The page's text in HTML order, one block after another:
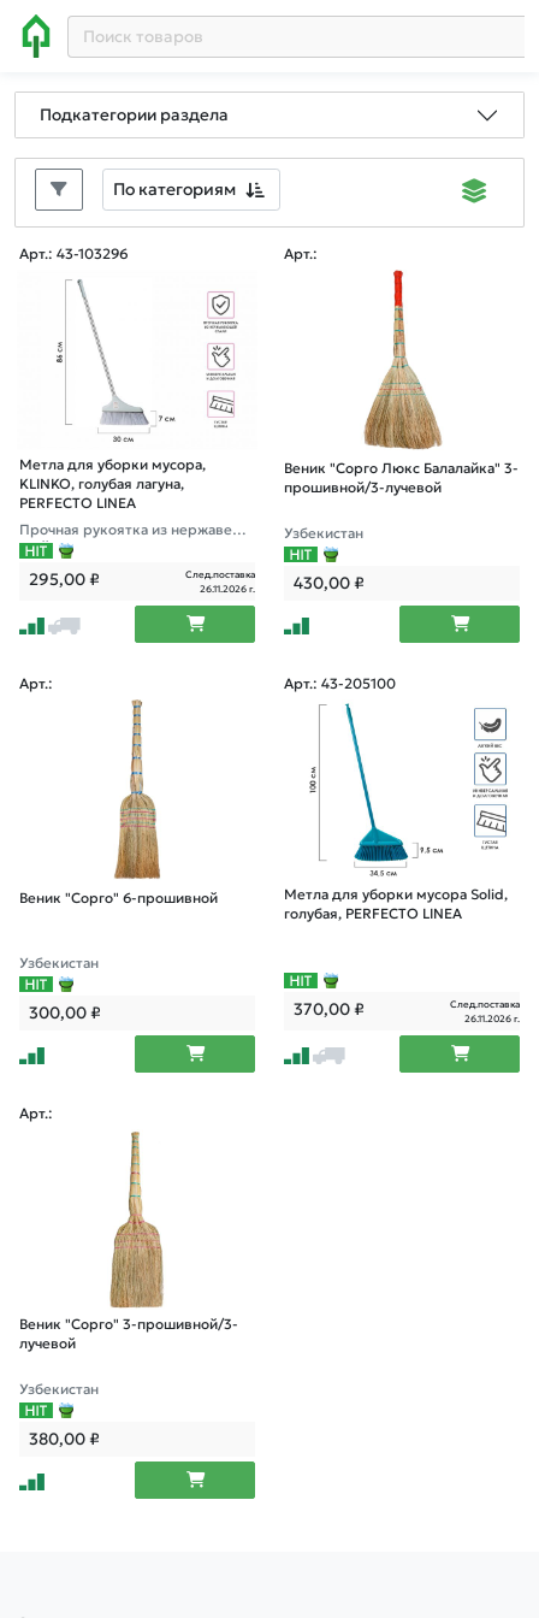
Подкатегории раздела
По категориям
Арт.: 43-103296
Метла для уборки мусора,
KLINKO, голубая лагуна,
PERFECTO LINEA
Прочная рукоятка из нержавею
щей стали.
295,00₽
След.поставка
26.11.2026 г.
Арт.:
Веник "Сорго Люкс Балалайка" 3-
прошивной/3-лучевой
Узбекистан
430,00₽
Арт.:
Веник "Сорго" 6-прошивной
Узбекистан
300,00₽
Арт.: 43-205100
Метла для уборки мусора Solid,
голубая, PERFECTO LINEA
370,00₽
След.поставка
26.11.2026 г.
Арт.:
Веник "Сорго" 3-прошивной/3-
лучевой
Узбекистан
380,00₽